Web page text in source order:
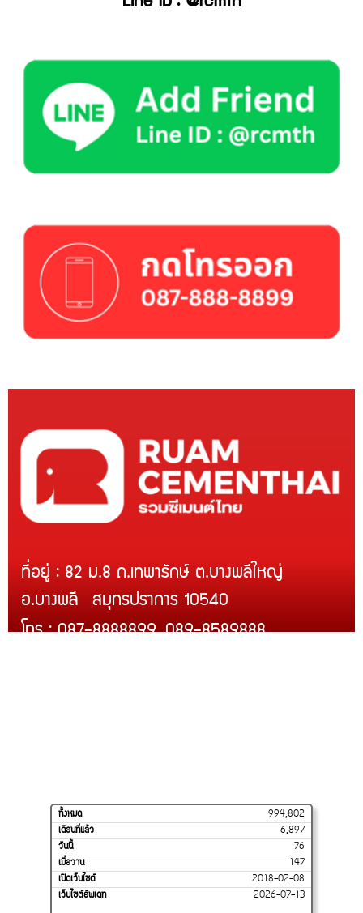
ที่อยู่ : 82 ม.8 ถ.เทพารักษ์ ต.บางพลีใหญ่
อ.บางพลี สมุทรปราการ 10540
โทร : 087-8888899, 089-8589888
ทั้งหมด
994,802
เดือนที่แล้ว
6,897
วันนี้
76
เมื่อวาน
147
เปิดเว็บไซต์
2018-02-08
เว็บไซต์อัพเดท
2026-07-13